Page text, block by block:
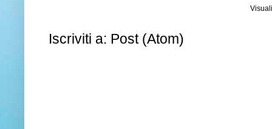
Iscriviti a: Post (Atom)